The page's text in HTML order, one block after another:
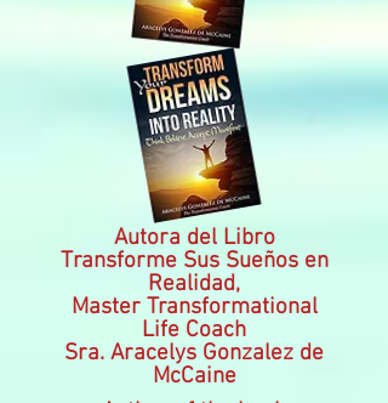
Autora del Libro
Transforme Sus Sueños en
Realidad,
Master Transformational
Life Coach
Sra. Aracelys Gonzalez de
McCaine